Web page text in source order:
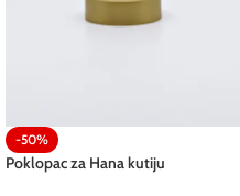
-50%
Poklopac za Hana kutiju